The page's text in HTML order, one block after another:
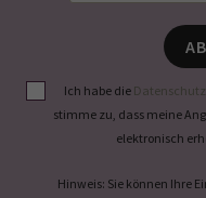
Ich habe die
stimme zu, dass meine
elektronisch
Hinweis: Sie können Ihre